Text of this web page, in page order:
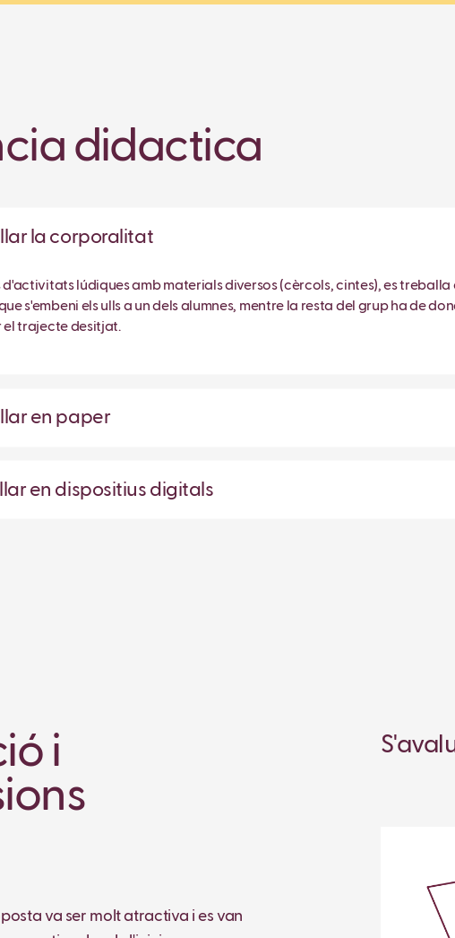
didactica
la corporalitat
d'activitats lúdiques amb materials diversos (cèrcols, cintes), es
s'embeni els ulls a un dels alumnes, mentre la resta del grup ha de
el trajecte desitjat.
en paper
en dispositius digitals
i
va ser molt atractiva i es van